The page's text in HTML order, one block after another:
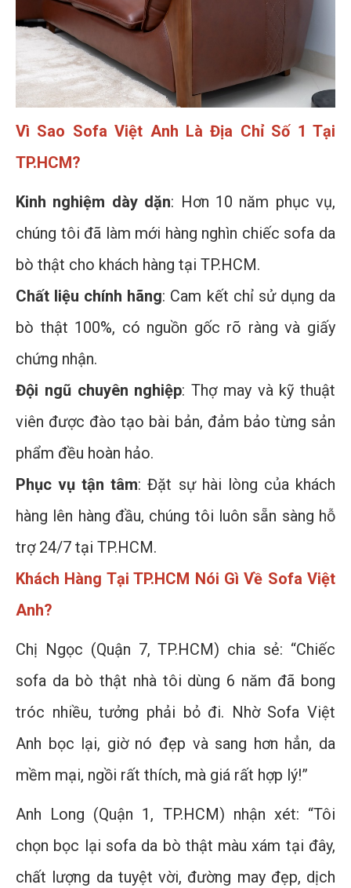
Vì Sao Sofa Việt Anh Là Địa Chỉ Số 1 Tại
TP.HCM?
Kinh nghiệm dày dặn: Hơn 10 năm phục vụ,
chúng tôi đã làm mới hàng nghìn chiếc sofa da
bò thật cho khách hàng tại TP.HCM.
Chất liệu chính hãng: Cam kết chỉ sử dụng da
bò thật 100%, có nguồn gốc rõ ràng và giấy
chứng nhận.
Đội ngũ chuyên nghiệp: Thợ may và kỹ thuật
viên được đào tạo bài bản, đảm bảo từng sản
phẩm đều hoàn hảo.
Phục vụ tận tâm: Đặt sự hài lòng của khách
hàng lên hàng đầu, chúng tôi luôn sẵn sàng hỗ
trợ 24/7 tại TP.HCM.
Khách Hàng Tại TP.HCM Nói Gì Về Sofa Việt
Anh?
Chị Ngọc (Quận 7, TP.HCM) chia sẻ: “Chiếc
sofa da bò thật nhà tôi dùng 6 năm đã bong
tróc nhiều, tưởng phải bỏ đi. Nhờ Sofa Việt
Anh bọc lại, giờ nó đẹp và sang hơn hẳn, da
mềm mại, ngồi rất thích, mà giá rất hợp lý!”
Anh Long (Quận 1, TP.HCM) nhận xét: “Tôi
chọn bọc lại sofa da bò thật màu xám tại đây,
chất lượng da tuyệt vời, đường may đẹp, dịch